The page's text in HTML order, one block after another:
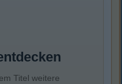
Titel weitere